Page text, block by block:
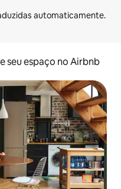
seu espaço no Airbnb